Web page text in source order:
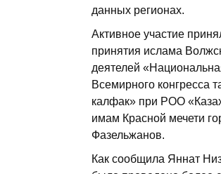
данных регионах.
Активное участие
принятия ислама
деятелей
Всемирного конгресса
калфак» при РОО
имам Красной мечети
Фазельжанов.
Как сообщила Яннат